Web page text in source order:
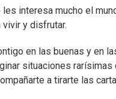
les interesa mucho el
y disfrutar.
en las buenas y en
situaciones
a tirarte las